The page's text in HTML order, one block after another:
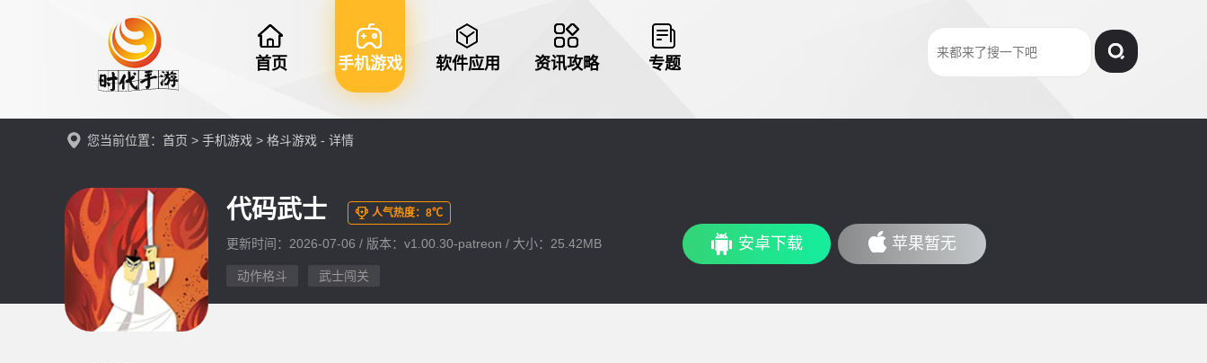
首页 手机游戏 软件应用 资讯攻略 专题
您当前位置： 首页 > 手机游戏 > 格斗游戏 - 详情
代码武士 人气热度：8℃
更新时间：2026-07-06 / 版本：v1.00.30-patreon / 大小：25.42MB
动作格斗 武士闯关
安卓下载 苹果暂无